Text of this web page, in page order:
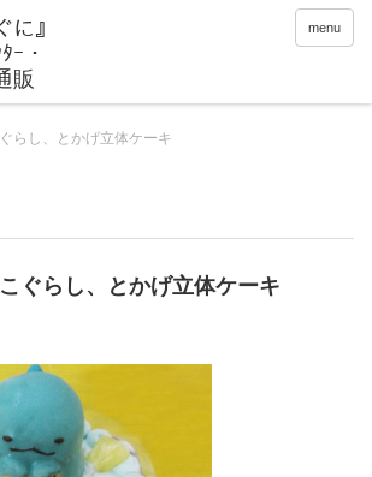
menu
らし、とかげ立体ケーキ
ぐらし、とかげ立体ケーキ